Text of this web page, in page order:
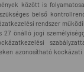
között is
belső
rendszer
27 önálló jogi
azonosítható